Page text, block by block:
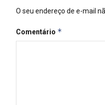
O seu endereço de e-mail
Comentário *